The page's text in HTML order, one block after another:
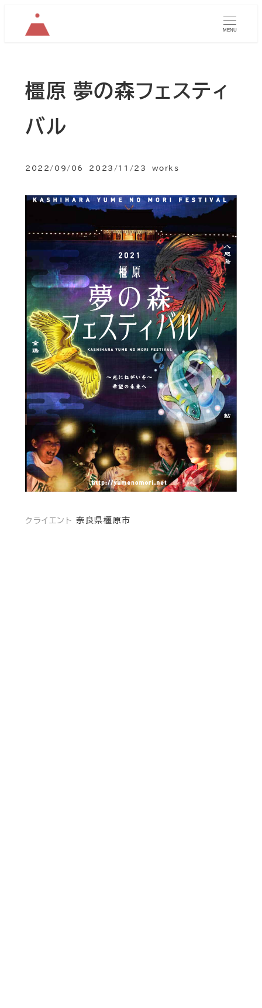
MENU
橿原 夢の森フェスティ
バル
2022/09/06
2023/11/23 カテゴリー
works
クライエント 奈良県橿原市